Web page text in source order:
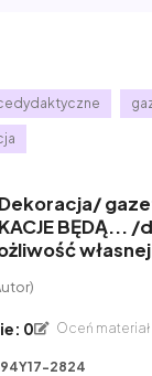
BĘDĄ...
0 Oceń materiał
2824